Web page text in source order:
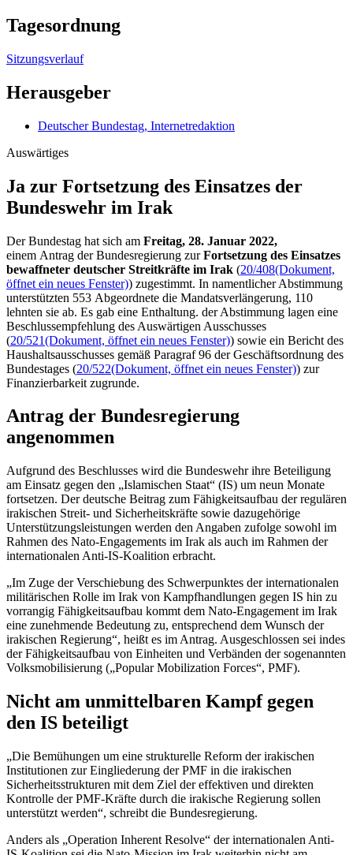
Tagesordnung
Sitzungsverlauf
Herausgeber
Deutscher Bundestag, Internetredaktion
Auswärtiges
Ja zur Fortsetzung des Einsatzes der
Bundeswehr im Irak
Der Bundestag hat sich am Freitag, 28. Januar 2022,
einem Antrag der Bundesregierung zurFortsetzung des Einsatzes
bewaffneter deutscher Streitkräfte im Irak (20/408(Dokument,
öffnet ein neues Fenster)) zugestimmt. In namentlicher Abstimmung
unterstützten 553 Abgeordnete die Mandatsverlängerung, 110
lehnten sie ab. Es gab eine Enthaltung. der Abstimmung lagen eine
Beschlussempfehlung des Auswärtigen Ausschusses
(20/521(Dokument, öffnet ein neues Fenster)) sowie ein Bericht des
Haushaltsausschusses gemäß Paragraf 96 der Geschäftsordnung des
Bundestages (20/522(Dokument, öffnet ein neues Fenster)) zur
Finanzierbarkeit zugrunde.
Antrag der Bundesregierung
angenommen
Aufgrund des Beschlusses wird die Bundeswehr ihre Beteiligung
am Einsatz gegen den „Islamischen Staat“ (IS) um neun Monate
fortsetzen. Der deutsche Beitrag zum Fähigkeitsaufbau der regulären
irakischen Streit- und Sicherheitskräfte sowie dazugehörige
Unterstützungsleistungen werden den Angaben zufolge sowohl im
Rahmen des Nato-Engagements im Irak als auch im Rahmen der
internationalen Anti-IS-Koalition erbracht.
„Im Zuge der Verschiebung des Schwerpunktes der internationalen
militärischen Rolle im Irak von Kampfhandlungen gegen IS hin zu
vorrangig Fähigkeitsaufbau kommt dem Nato-Engagement im Irak
eine zunehmende Bedeutung zu, entsprechend dem Wunsch der
irakischen Regierung“, heißt es im Antrag. Ausgeschlossen sei indes
der Fähigkeitsaufbau von Einheiten und Verbänden der sogenannten
Volksmobilisierung („Popular Mobilization Forces“, PMF).
Nicht am unmittelbaren Kampf gegen
den IS beteiligt
„Die Bemühungen um eine strukturelle Reform der irakischen
Institutionen zur Eingliederung der PMF in die irakischen
Sicherheitsstrukturen mit dem Ziel der effektiven und direkten
Kontrolle der PMF-Kräfte durch die irakische Regierung sollen
unterstützt werden“, schreibt die Bundesregierung.
Anders als „Operation Inherent Resolve“ der internationalen Anti-